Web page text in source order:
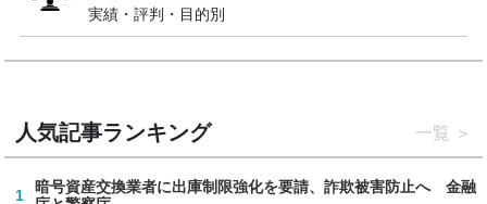
実績・評判・目的別
人気記事ランキング 一覧
1
暗号資産交換業者に出庫制限強化を要請、詐欺被害防止へ 金融